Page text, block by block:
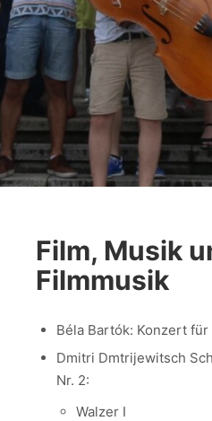
Film, Musik
Filmmusik
Béla Bartók: Konzert
Dmitri Dmtrijewitsch
Nr. 2:
Walzer I